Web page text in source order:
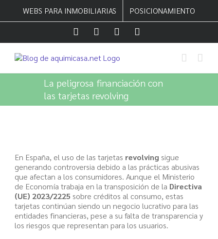
contenido
WEBS PARA INMOBILIARIAS POSICIONAMIENTO
Facebook
Twitter LinkedIn
La peligrosa financiación con
las tarjetas revolving
En España, el uso de las tarjetas revolving sigue
generando controversia debido a las prácticas abusivas
que afectan a los consumidores. Aunque el Ministerio
de Economía trabaja en la transposición de la Directiva
(UE) 2023/2225 sobre créditos al consumo, estas
tarjetas continúan siendo un negocio lucrativo para las
entidades financieras, pese a su falta de transparencia y
los riesgos que representan para los usuarios.